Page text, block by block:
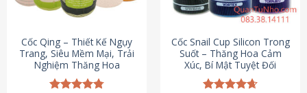
Cốc Qing – Thiết Kế Ngụy
Trang, Siêu Mềm Mại, Trải
Nghiệm Thăng Hoa
Cốc Snail Cup Silicon Trong
Suốt – Thăng Hoa Cảm
Xúc, Bí Mật Tuyệt Đối